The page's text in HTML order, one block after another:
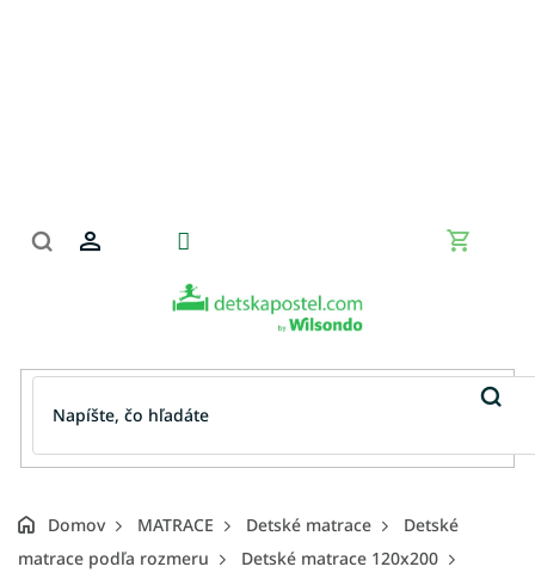
Domov MATRACE Detské matrace
Detské
matrace podľa rozmeru
Detské matrace 120x200